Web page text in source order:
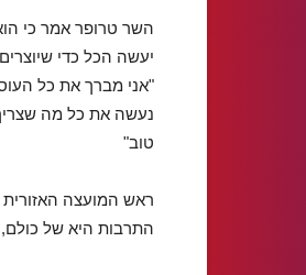
השר טרופר אמר כי
יעשה הכל כדי שיוצרים
"אני מברך את כל
נעשה את כל מה
טוב"
ראש המועצה האזורית
התרבות היא של